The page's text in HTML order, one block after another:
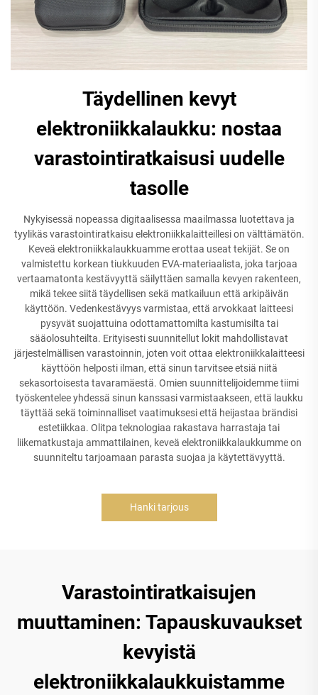
Täydellinen kevyt
elektroniikkalaukku: nostaa
varastointiratkaisusi uudelle
tasolle
Nykyisessä nopeassa digitaalisessa maailmassa luotettava ja
tyylikäs varastointiratkaisu elektroniikkalaitteillesi on välttämätön.
Keveä elektroniikkalaukkuamme erottaa useat tekijät. Se on
valmistettu korkean tiukkuuden EVA-materiaalista, joka tarjoaa
vertaamatonta kestävyyttä säilyttäen samalla kevyen rakenteen,
mikä tekee siitä täydellisen sekä matkailuun että arkipäivän
käyttöön. Vedenkestävyys varmistaa, että arvokkaat laitteesi
pysyvät suojattuina odottamattomilta kastumisilta tai
sääolosuhteilta. Erityisesti suunnitellut lokit mahdollistavat
järjestelmällisen varastoinnin, joten voit ottaa elektroniikkalaitteesi
käyttöön helposti ilman, että sinun tarvitsee etsiä niitä
sekasortoisesta tavaramäestä. Omien suunnittelijoidemme tiimi
työskentelee yhdessä sinun kanssasi varmistaakseen, että laukku
täyttää sekä toiminnalliset vaatimuksesi että heijastaa brändisi
estetiikkaa. Olitpa teknologiaa rakastava harrastaja tai
liikematkustaja ammattilainen, keveä elektroniikkalaukkumme on
suunniteltu tarjoamaan parasta suojaa ja käytettävyyttä.
Hanki tarjous
Varastointiratkaisujen
muuttaminen: Tapauskuvaukset
kevyistä
elektroniikkalaukkuistamme